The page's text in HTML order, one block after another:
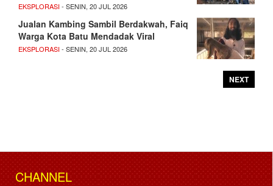
EKSPLORASI- SENIN, 20 JUL 2026
Jualan Kambing Sambil Berdakwah, Faiq
Warga Kota Batu Mendadak Viral
EKSPLORASI- SENIN, 20 JUL 2026
NEXT
CHANNEL